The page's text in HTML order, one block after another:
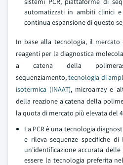
automatizzati in ambiti clinici
continua espansione di questo
In base alla tecnologia, il
reagenti per la diagnostica
a catena della
sequenziamento,tecnologia di
isotermica (INAAT), microarray e
della reazione a catena della
la quota di mercato più elevata del
La PCR è una tecnologia
e rileva sequenze specifiche
un'identificazione accurata
essere la tecnologia preferita